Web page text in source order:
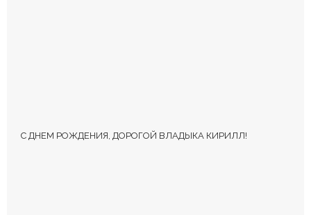
С ДНЕМ РОЖДЕНИЯ, ДОРОГОЙ ВЛАДЫКА КИРИЛЛ!